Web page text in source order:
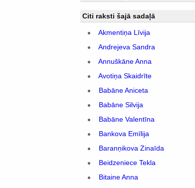
Citi raksti šajā sadaļā
Akmentiņa Līvija
Andrejeva Sandra
Annuškāne Anna
Avotiņa Skaidrīte
Babāne Aniceta
Babāne Silvija
Babāne Valentīna
Bankova Emīlija
Baranņikova Zinaīda
Beidzeniece Tekla
Bitaine Anna